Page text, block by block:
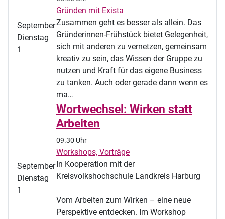
September
Dienstag
1
Gründen mit Exista
Zusammen geht es besser als allein. Das
Gründerinnen-Frühstück bietet Gelegenheit,
sich mit anderen zu vernetzen, gemeinsam
kreativ zu sein, das Wissen der Gruppe zu
nutzen und Kraft für das eigene Business
zu tanken. Auch oder gerade dann wenn es
ma…
September
Dienstag
1
Wortwechsel: Wirken statt
Arbeiten
09.30 Uhr
Workshops, Vorträge
In Kooperation mit der
Kreisvolkshochschule Landkreis Harburg
Vom Arbeiten zum Wirken – eine neue
Perspektive entdecken. Im Workshop